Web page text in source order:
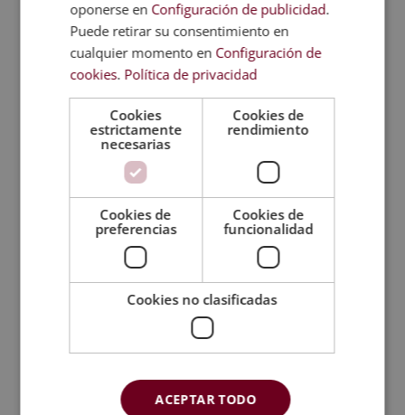
de Residencias Geriátricas
El380,00€El
oponerse en Configuración de publicidad.
Puede retirar su consentimiento en
cualquier momento en Configuración de
cookies. Política de privacidad
Cookies
estrictamente
necesarias
Cookies de
rendimiento
Cookies de
preferencias
Cookies de
funcionalidad
Cookies no clasificadas
ACEPTAR TODO